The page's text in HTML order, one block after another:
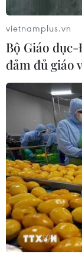
Ngân hàng
cơ cấu lại
18/09/2023 13:23
Trên cơ sở báo
xuất chủ trương
đã trình Chính
cấu lại SCB
vietnamplus.vn
Bộ Giáo
đảm đủ giáo